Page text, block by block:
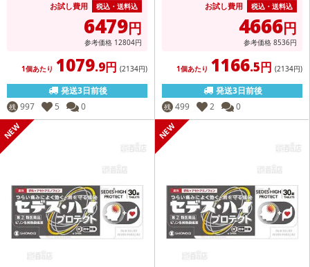
お試し費用 税込・送料込
6479円
参考価格 12804円
1個あたり 1079.9円 (2134円)
発送3日前後
残 997 5 0
お試し費用 税込・送料込
4666円
参考価格 8536円
1個あたり 1166.5円 (2134円)
発送3日前後
残 499 2 0